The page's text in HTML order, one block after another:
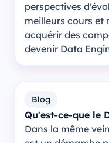
perspectives
meilleurs cours et
acquérir des
devenir Data
Blog
Qu'est-ce-que le
Dans la même